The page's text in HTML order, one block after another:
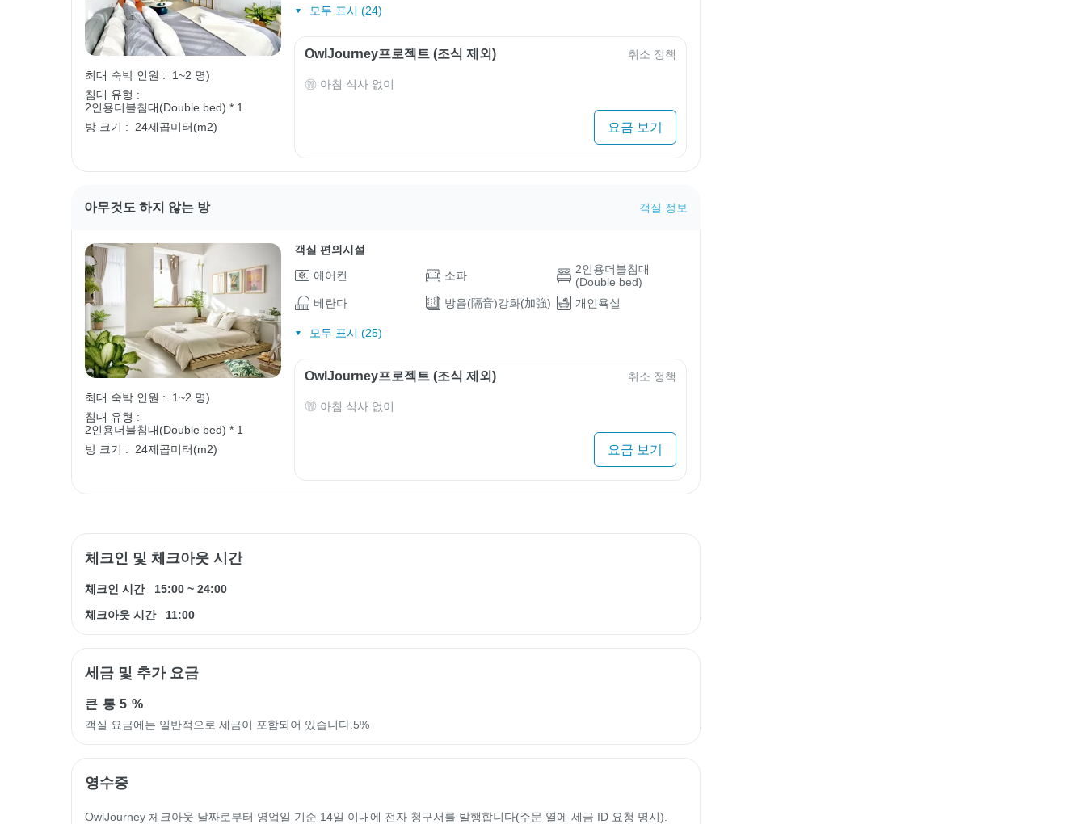
최대 숙박 인원 :
1~2 명)
침대 유형 :
2인용더블침대(Double bed) * 1
방 크기 : 24제곱미터(m2)
모두 표시 (24)
OwlJourney프로젝트 (조식 제외) 취소 정책
아침 식사 없이
요금 보기
아무것도 하지 않는 방 객실 정보
최대 숙박 인원 :
1~2 명)
침대 유형 :
2인용더블침대(Double bed) * 1
방 크기 :
24제곱미터(m2)
객실 편의시설
에어컨
소파
2인용더블침대
(Double bed)
베란다
방음(隔音)강화(加強) 개인욕실
모두 표시 (25)
OwlJourney프로젝트 (조식 제외) 취소 정책
아침 식사 없이
요금 보기
체크인 및 체크아웃 시간
체크인 시간 15:00 ~ 24:00
체크아웃 시간
11:00
세금 및 추가 요금
큰 통5 %
객실 요금에는 일반적으로 세금이 포함되어 있습니다.5%
영수증
OwlJourney 체크아웃 날짜로부터 영업일 기준 14일 이내에 전자 청구서를 발행합니다(주문 열에 세금 ID 요청 명시).